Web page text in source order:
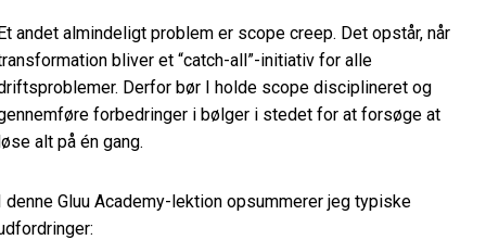
andet almindeligt problem er scope creep. Det opstår, når
bliver et “catch-all”-initiativ for alle
Derfor bør I holde scope disciplineret og
forbedringer i bølger i stedet for at forsøge at
alt på én gang.
denne Gluu Academy-lektion opsummerer jeg typiske